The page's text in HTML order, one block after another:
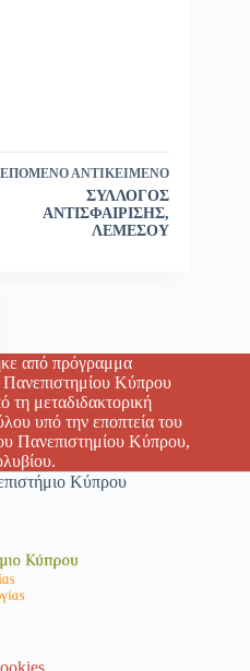
ΕΠΌΜΕΝΟ ΑΝΤΙΚΕΊΜΕΝΟ
ΣΥΛΛΟΓΟΣ
ΑΝΤΙΣΦΑΙΡΙΣΗΣ,
ΛΕΜΕΣΟΥ
από πρόγραμμα
Κύπρου
τη μεταδιδακτορική
υπό την εποπτεία του
Πανεπιστημίου Κύπρου,
Κύπρου